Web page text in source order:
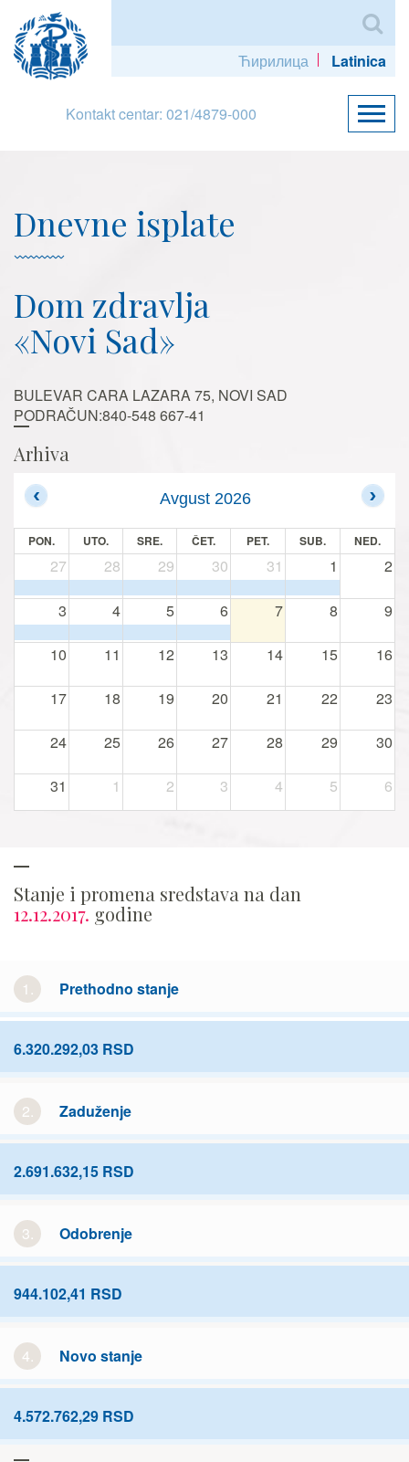
Ћирилица Latinica
Kontakt centar: 021/4879-000
Dnevne isplate
Dom zdravlja
«Novi Sad»
BULEVAR CARA LAZARA 75, NOVI SAD
PODRAČUN:840-548 667-41
Arhiva
Avgust 2026
PON. UTO. SRE. ČET. PET. SUB. NED.
27 28 29 30 31 1 2
3 4 5 6 7 8 9
10 11 12 13 14 15 16
17 18 19 20 21 22 23
24 25 26 27 28 29 30
31 1 2 3 4 5 6
Stanje i promena sredstava na dan
12.12.2017. godine
1. Prethodno stanje
6.320.292,03 RSD
2. Zaduženje
2.691.632,15 RSD
3. Odobrenje
944.102,41 RSD
4. Novo stanje
4.572.762,29 RSD